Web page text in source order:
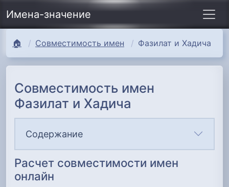
Имена-значение
🏠 Совместимость имен Фазилат и Хадича
Совместимость имен
Фазилат и Хадича
Содержание
Расчет совместимости имен
онлайн